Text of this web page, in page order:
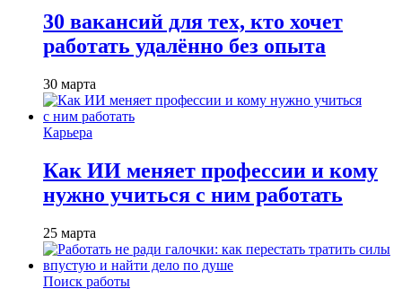
30 вакансий для тех, кто хочет
работать удалённо без опыта
30 марта
Карьера
Как ИИ меняет профессии и кому
нужно учиться с ним работать
25 марта
Поиск работы